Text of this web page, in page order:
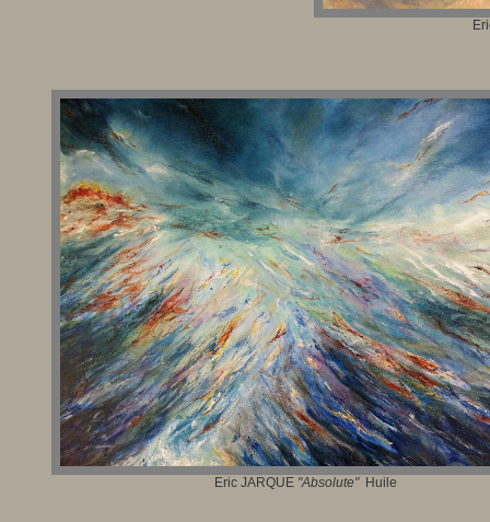
Eric JARQUE "Absolute"Huile